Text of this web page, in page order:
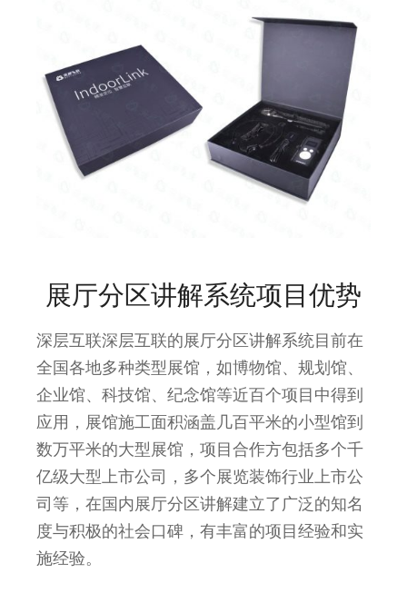
展厅分区讲解系统项目优势
深层互联深层互联的展厅分区讲解系统目前在
全国各地多种类型展馆，如博物馆、规划馆、
企业馆、科技馆、纪念馆等近百个项目中得到
应用，展馆施工面积涵盖几百平米的小型馆到
数万平米的大型展馆，项目合作方包括多个千
亿级大型上市公司，多个展览装饰行业上市公
司等，在国内展厅分区讲解建立了广泛的知名
度与积极的社会口碑，有丰富的项目经验和实
施经验。